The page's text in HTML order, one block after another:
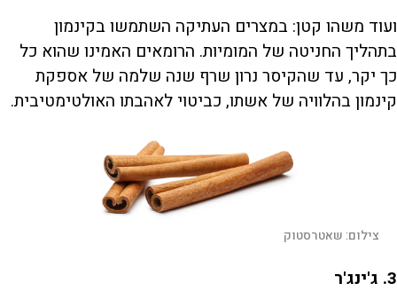
ועוד משהו קטן: במצרים העתיקה השתמשו בקינמון
בתהליך החניטה של המומיות. הרומאים האמינו שהוא כל
כך יקר, עד שהקיסר נרון שרף שנה שלמה של אספקת
קינמון בהלוויה של אשתו, כביטוי לאהבתו האולטימטיבית.
צילום:שאטרסטוק
3. ג'ינג'ר